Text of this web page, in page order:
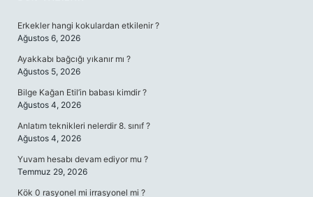
SIDEBAR
Erkekler hangi kokulardan etkilenir ?
Ağustos 6, 2026
Ayakkabı bağcığı yıkanır mı ?
Ağustos 5, 2026
Bilge Kağan Etil’in babası kimdir ?
Ağustos 4, 2026
Anlatım teknikleri nelerdir 8. sınıf ?
Ağustos 4, 2026
Yuvam hesabı devam ediyor mu ?
Temmuz 29, 2026
Kök 0 rasyonel mi irrasyonel mi ?